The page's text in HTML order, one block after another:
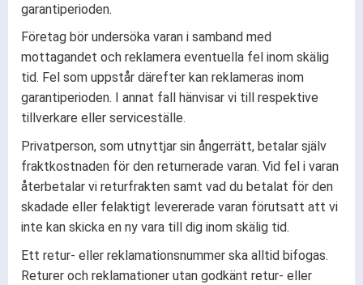
garantiperioden.
Företag bör undersöka varan i samband med
mottagandet och reklamera eventuella fel inom skälig
tid. Fel som uppstår därefter kan reklameras inom
garantiperioden. I annat fall hänvisar vi till respektive
tillverkare eller serviceställe.
Privatperson, som utnyttjar sin ångerrätt, betalar själv
fraktkostnaden för den returnerade varan. Vid fel i varan
återbetalar vi returfrakten samt vad du betalat för den
skadade eller felaktigt levererade varan förutsatt att vi
inte kan skicka en ny vara till dig inom skälig tid.
Ett retur- eller reklamationsnummer ska alltid bifogas.
Returer och reklamationer utan godkänt retur- eller